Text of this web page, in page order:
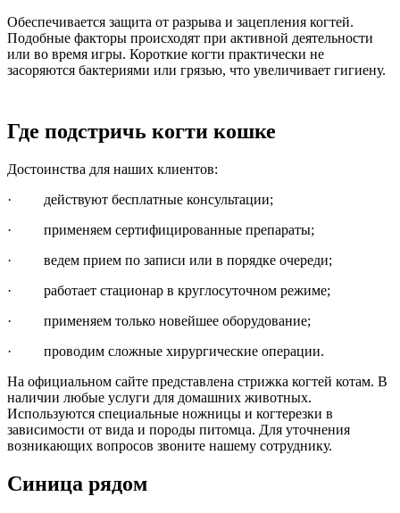
Обеспечивается защита от разрыва и зацепления когтей.
Подобные факторы происходят при активной деятельности
или во время игры. Короткие когти практически не
засоряются бактериями или грязью, что увеличивает гигиену.
Где подстричь когти кошке
Достоинства для наших клиентов:
· действуют бесплатные консультации;
· применяем сертифицированные препараты;
· ведем прием по записи или в порядке очереди;
· работает стационар в круглосуточном режиме;
· применяем только новейшее оборудование;
· проводим сложные хирургические операции.
На официальном сайте представлена стрижка когтей котам. В
наличии любые услуги для домашних животных.
Используются специальные ножницы и когтерезки в
зависимости от вида и породы питомца. Для уточнения
возникающих вопросов звоните нашему сотруднику.
Синица рядом